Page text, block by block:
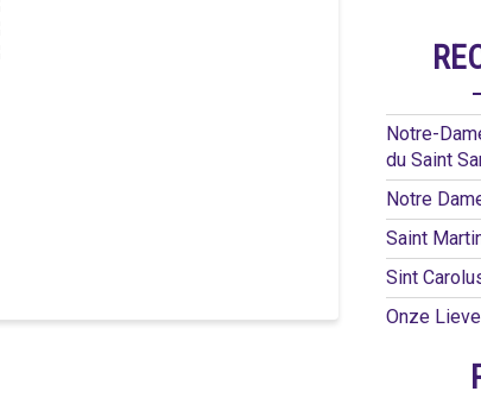
Notre-
du Saint
Notre
Saint
Sint
Onze